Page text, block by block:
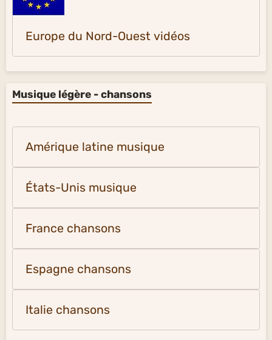
Europe du Nord-Ouest vidéos
Musique légère - chansons
Amérique latine musique
États-Unis musique
France chansons
Espagne chansons
Italie chansons